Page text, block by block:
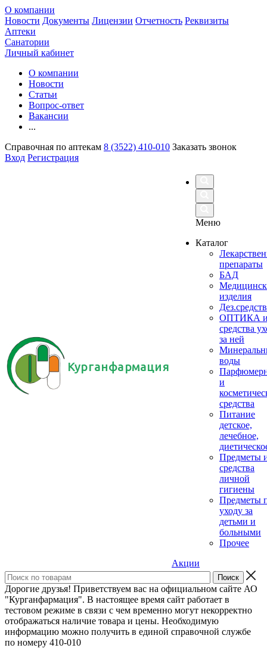
О компании
Новости Документы Лицензии Отчетность Реквизиты
Аптеки
Санатории
Личный кабинет
О компании
Новости
Статьи
Вопрос-ответ
Вакансии
...
Справочная по аптекам 8 (3522) 410-010 Заказать звонок
Вход Регистрация
Курганфармация
Меню
Каталог
препараты
БАД
изделия
ОПТИКА
средства
за ней
воды
и
средства
Питание
детское,
лечебное,
Предметы
средства
личной
гигиены
Предметы
уходу за
детьми и
больными
Прочее
Акции
Дорогие друзья! Приветствуем вас на официальном сайте АО
"Курганфармация". В настоящее время сайт работает в
тестовом режиме в связи с чем временно могут некорректно
отображаться наличие товара и цены. Необходимую
информацию можно получить в единой справочной службе
по номеру 410-010